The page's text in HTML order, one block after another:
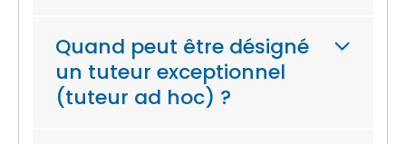
Quand peut être désigné
un tuteur exceptionnel
(tuteur ad hoc) ?